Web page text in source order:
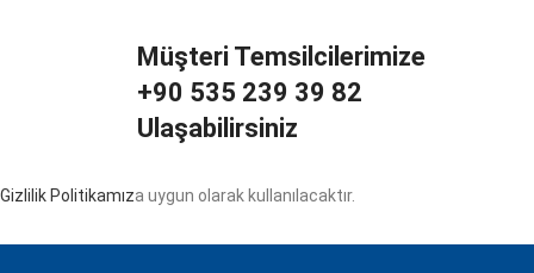
Müşteri Temsilcilerimize
+90 535 239 39 82
Ulaşabilirsiniz
Gizlilik Politikamıza uygun olarak kullanılacaktır.